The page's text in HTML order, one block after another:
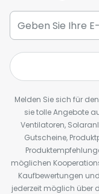
Melden Sie sich für
sie tolle Angebote
Ventilatoren,
Gutscheine,
möglichen
Kaufbewertungen
jederzeit möglich über